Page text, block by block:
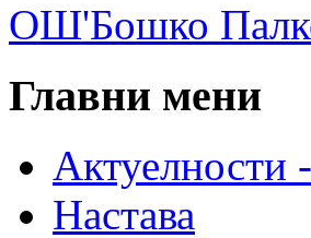
ОШ'Бошко
Главни мени
Актуелности
Настава